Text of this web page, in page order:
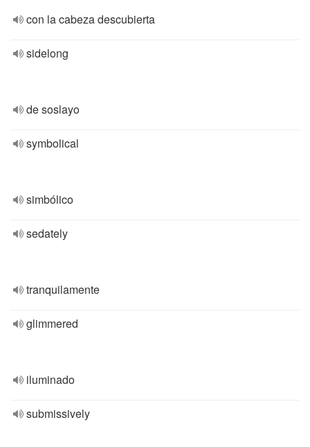
con la cabeza descubierta
sidelong
de soslayo
symbolical
simbólico
sedately
tranquilamente
glimmered
iluminado
submissively